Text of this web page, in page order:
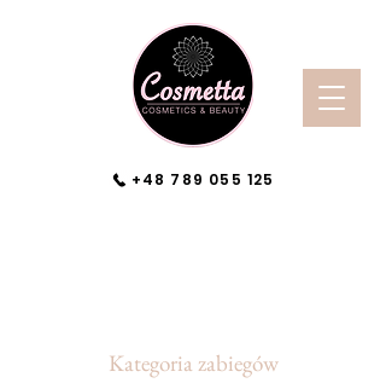
+48 789 055 125
Kategoria zabiegów